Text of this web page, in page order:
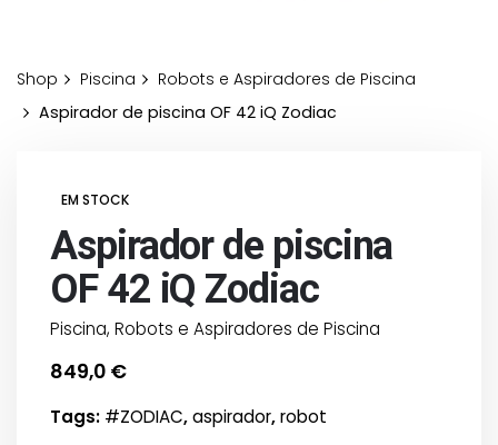
Shop Piscina
Robots e Aspiradores de Piscina
Aspirador de piscina OF 42 iQ Zodiac
EM STOCK
Aspirador de piscina
OF 42 iQ Zodiac
Piscina, Robots e Aspiradores de Piscina
849,0 €
Tags: #ZODIAC,aspirador,robot